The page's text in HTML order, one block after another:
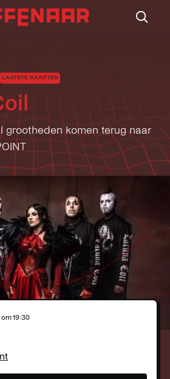
LAATSTE KAARTEN
grootheden komen terug naar
om19:30